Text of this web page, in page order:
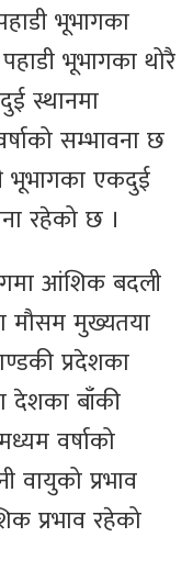
भूभागका
भूभागका थोरै
स्थानमा
सम्भावना छ
भूभागका एकदुई
रहेको छ ।
आंशिक बदली
मौसम मुख्यतया
प्रदेशका
देशका बाँकी
वर्षाको
प्रभाव
प्रभाव रहेको